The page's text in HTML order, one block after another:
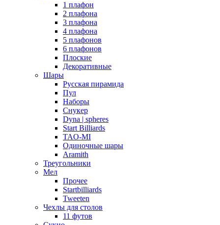
1 плафон
2 плафона
3 плафона
4 плафона
5 плафонов
6 плафонов
Плоские
Декоративные
Шары
Русская пирамида
Пул
Наборы
Снукер
Dyna | spheres
Start Billiards
TAO-MI
Одиночные шары
Aramith
Треугольники
Мел
Прочее
Startbilliards
Tweeten
Чехлы для столов
11 футов